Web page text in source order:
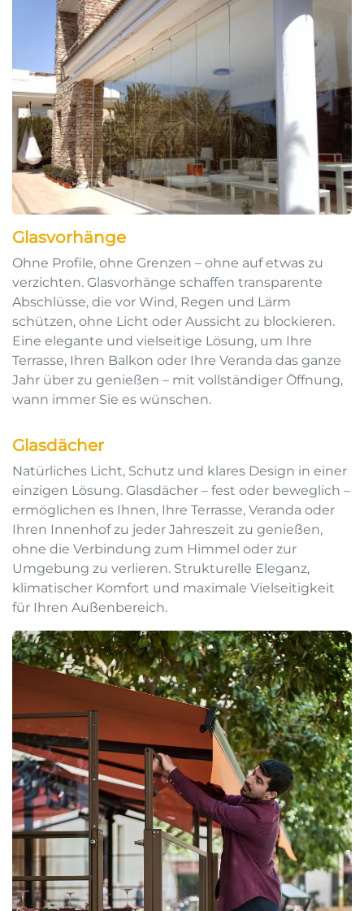
Glasvorhänge
Ohne Profile, ohne Grenzen – ohne auf etwas zu
verzichten. Glasvorhänge schaffen transparente
Abschlüsse, die vor Wind, Regen und Lärm
schützen, ohne Licht oder Aussicht zu blockieren.
Eine elegante und vielseitige Lösung, um Ihre
Terrasse, Ihren Balkon oder Ihre Veranda das ganze
Jahr über zu genießen – mit vollständiger Öffnung,
wann immer Sie es wünschen.
Glasdächer
Natürliches Licht, Schutz und klares Design in einer
einzigen Lösung. Glasdächer – fest oder beweglich –
ermöglichen es Ihnen, Ihre Terrasse, Veranda oder
Ihren Innenhof zu jeder Jahreszeit zu genießen,
ohne die Verbindung zum Himmel oder zur
Umgebung zu verlieren. Strukturelle Eleganz,
klimatischer Komfort und maximale Vielseitigkeit
für Ihren Außenbereich.